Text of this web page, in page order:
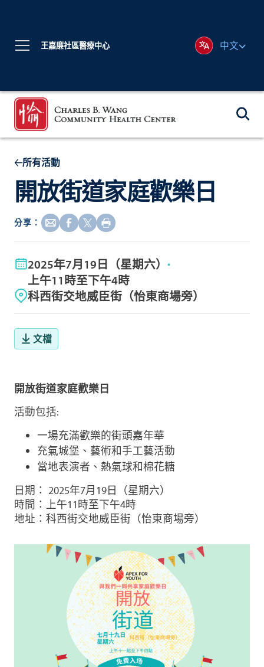
王嘉廉社區醫療中心 中文
所有活動
開放街道家庭歡樂日
分享：
2025年7月19日（星期六）
上午11時至下午4時
科西街交地威臣街（怡東商場旁）
文檔
開放街道家庭歡樂日
活動包括:
一場充滿歡樂的街頭嘉年華
充氣城堡、藝術和手工藝活動
當地表演者、熱氣球和棉花糖
日期： 2025年7月19日（星期六）
時間：上午11時至下午4時
地址：科西街交地威臣街（怡東商場旁）